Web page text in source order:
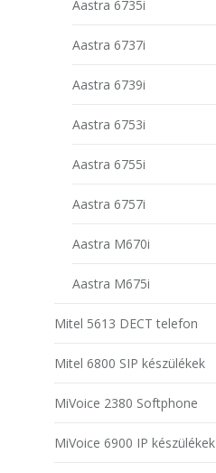
Aastra 6735i
Aastra 6737i
Aastra 6739i
Aastra 6753i
Aastra 6755i
Aastra 6757i
Aastra M670i
Aastra M675i
Mitel 5613 DECT telefon
Mitel 6800 SIP készülékek
MiVoice 2380 Softphone
MiVoice 6900 IP készülékek